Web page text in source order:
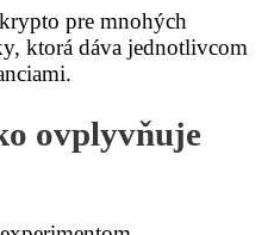
pre mnohých
ktorá dáva jednotlivcom
ovplyvňuje